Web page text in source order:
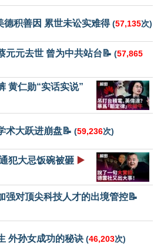
德积善因 累世未讼实难得(57,135次)
元元去世 曾为中共站台📝 (57,865
黄仁勋“实话实说”
术大跃进崩盘📝 (59,236次)
犯大忌饭碗被砸 ▶️
强对顶尖科技人才的出境管控📝
外孙女成功的秘诀 (46,203次)